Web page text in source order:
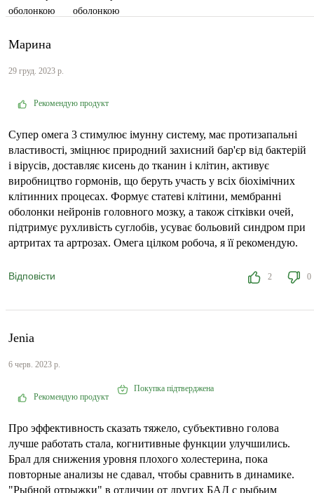
Марина
29 груд. 2023 р.
Рекомендую продукт
Супер омега 3 стимулює імунну систему, має протизапальні
властивості, зміцнює природний захисний бар'єр від бактерій
і вірусів, доставляє кисень до тканин і клітин, активує
виробництво гормонів, що беруть участь у всіх біохімічних
клітинних процесах. Формує статеві клітини, мембранні
оболонки нейронів головного мозку, а також сітківки очей,
підтримує рухливість суглобів, усуває больовий синдром при
артритах та артрозах. Омега цілком робоча, я її рекомендую.
Відповісти 2 0
Jenia
6 черв. 2023 р.
Рекомендую продукт
Покупка підтверджена
Про эффективность сказать тяжело, субъективно голова
лучше работать стала, когнитивные функции улучшились.
Брал для снижения уровня плохого холестерина, пока
повторные анализы не сдавал, чтобы сравнить в динамике.
"Рыбной отрыжки" в отличии от других БАД с рыбьим